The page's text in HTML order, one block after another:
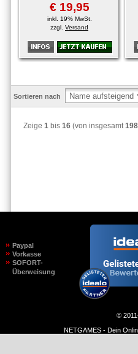
€ 19,95
inkl. 19% MwSt.
zzgl. Versand
Sortieren nach
Zeige 1 bis 16 (von insgesamt198
Paypal
Vorkasse
SOFORT-
Überweisung
©
NETGAMES - Dein